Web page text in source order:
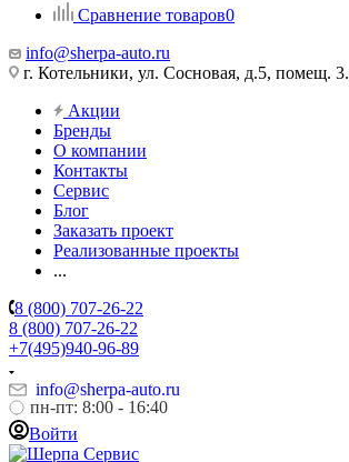
Сравнение товаров0
info@sherpa-auto.ru
г. Котельники, ул. Сосновая, д.5, помещ. 3.
Акции
Бренды
О компании
Контакты
Сервис
Блог
Заказать проект
Реализованные проекты
...
8 (800) 707-26-22
8 (800) 707-26-22
+7(495)940-96-89
info@sherpa-auto.ru
пн-пт: 8:00 - 16:40
Войти